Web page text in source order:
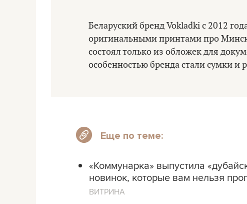
Беларуский бренд Vokladki с 2012
оригинальными принтами про
состоял только из обложек для
особенностью бренда стали сумки
Еще по теме:
«Коммунарка» выпустила
новинок, которые вам нельзя
ВИТРИНА